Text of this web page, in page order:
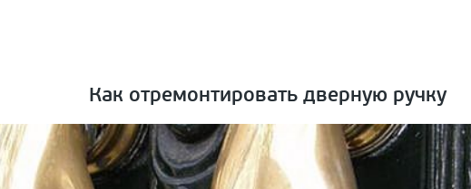
Как отремонтировать дверную ручку